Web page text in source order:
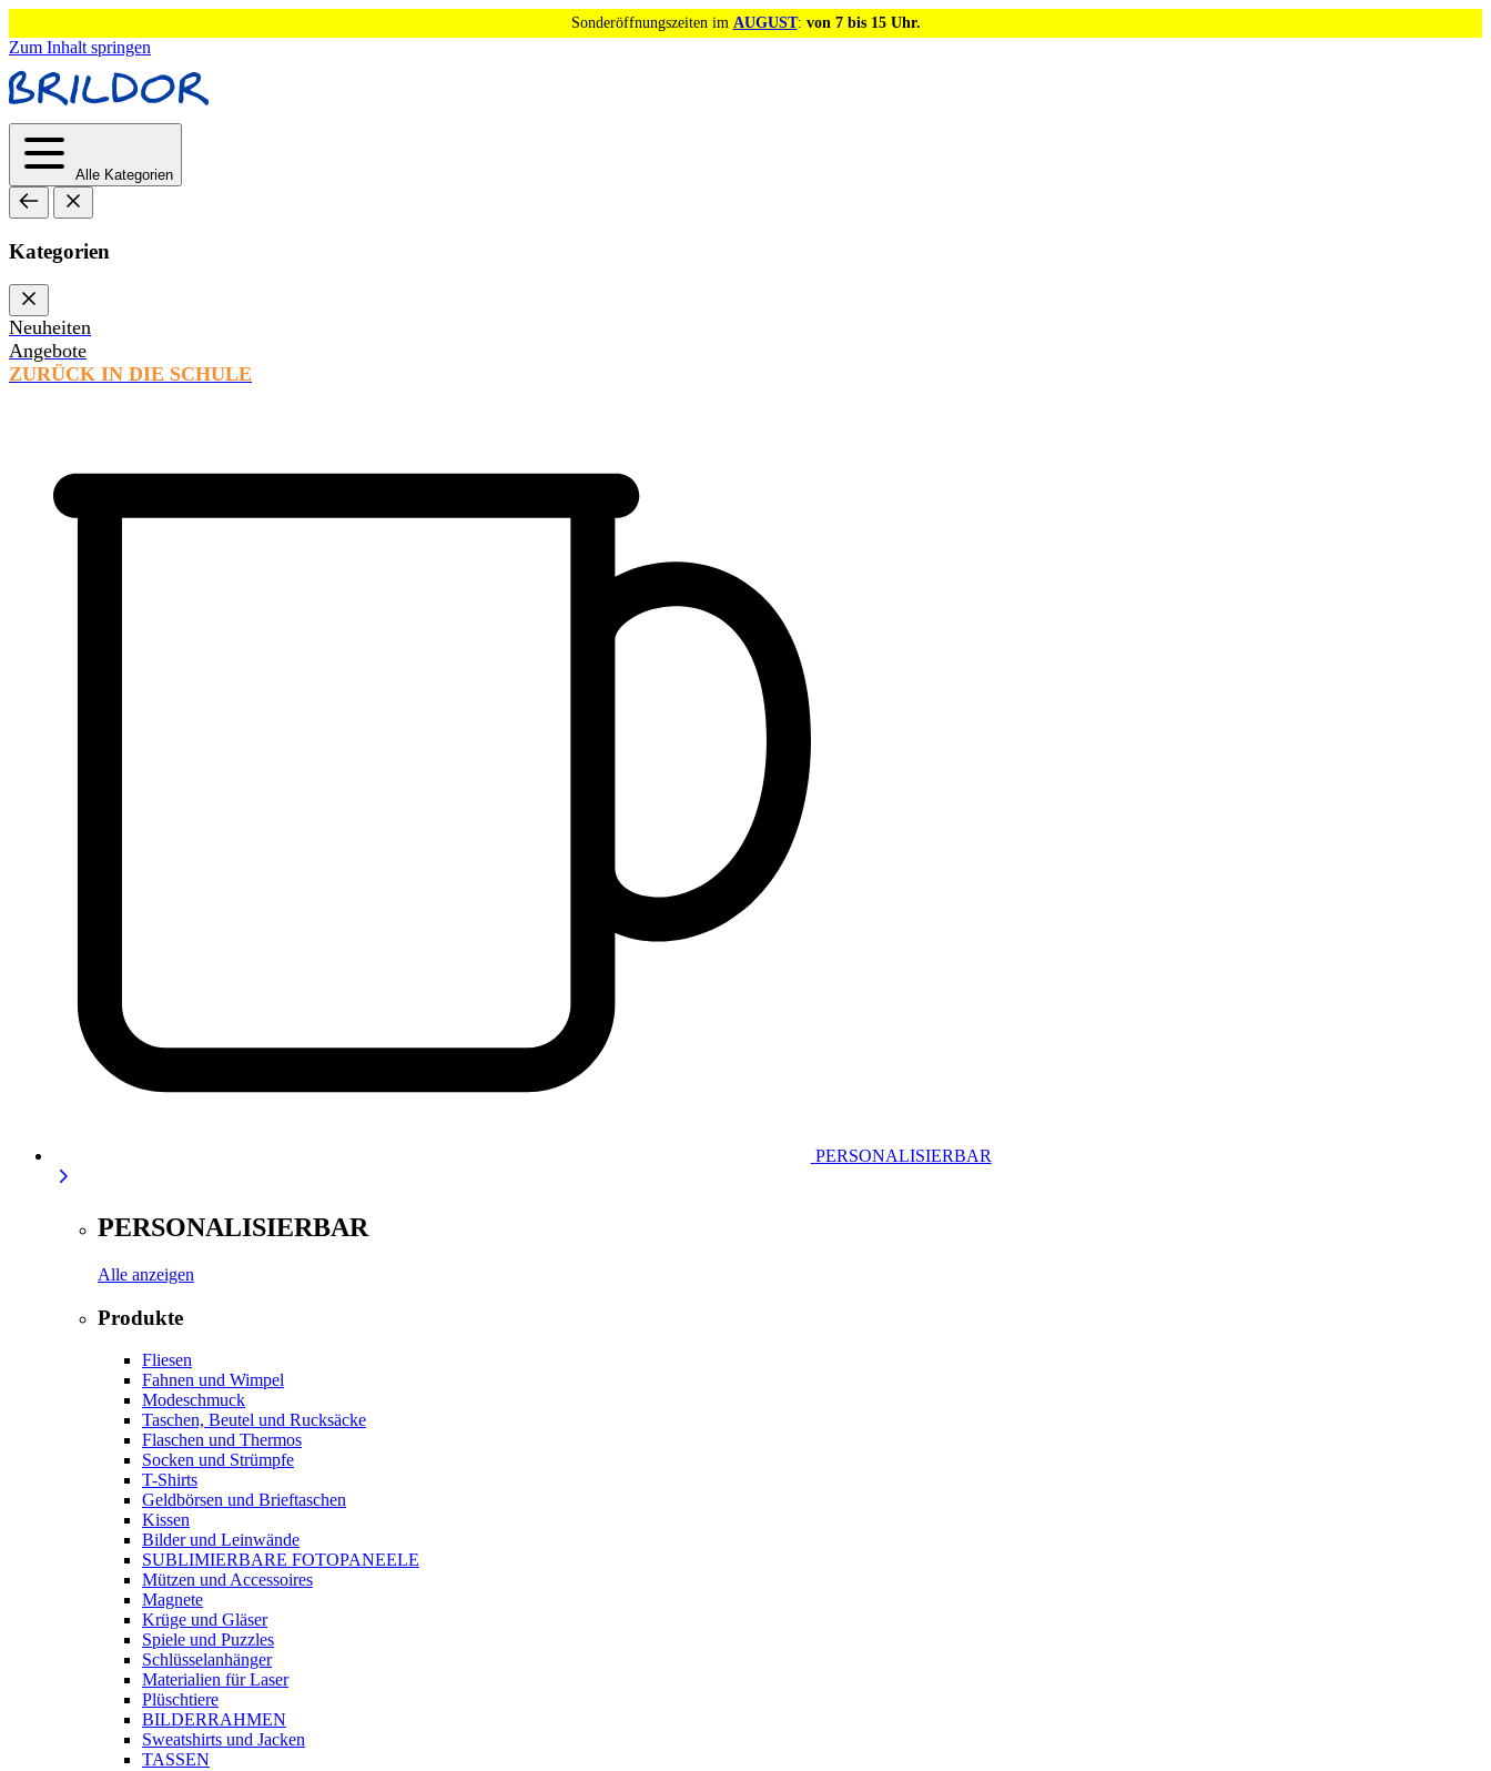
Sonderöffnungszeiten im AUGUST: von 7 bis 15 Uhr.
Zum Inhalt springen
Alle Kategorien
Kategorien
Neuheiten
Angebote
ZURÜCK IN DIE SCHULE
PERSONALISIERBAR
PERSONALISIERBAR
Alle anzeigen
Produkte
Fliesen
Fahnen und Wimpel
Modeschmuck
Taschen, Beutel und Rucksäcke
Flaschen und Thermos
Socken und Strümpfe
T-Shirts
Geldbörsen und Brieftaschen
Kissen
Bilder und Leinwände
SUBLIMIERBARE FOTOPANEELE
Mützen und Accessoires
Magnete
Krüge und Gläser
Spiele und Puzzles
Schlüsselanhänger
Materialien für Laser
Plüschtiere
BILDERRAHMEN
Sweatshirts und Jacken
TASSEN